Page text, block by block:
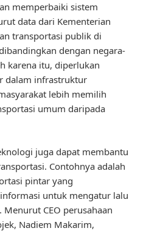
memperbaiki sistem
data dari Kementerian
transportasi publik di
dengan negara-
karena itu, diperlukan
dalam infrastruktur
lebih memilih
umum daripada
juga dapat membantu
Contohnya adalah
pintar yang
untuk mengatur lalu
CEO perusahaan
Nadiem Makarim,